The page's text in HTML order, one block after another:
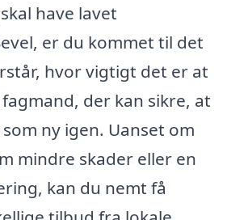
have lavet
er du kommet til det
hvor vigtigt det er at
der kan sikre, at
ny igen. Uanset om
mindre skader eller en
kan du nemt få